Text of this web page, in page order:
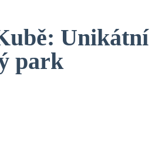
Unikátní
park